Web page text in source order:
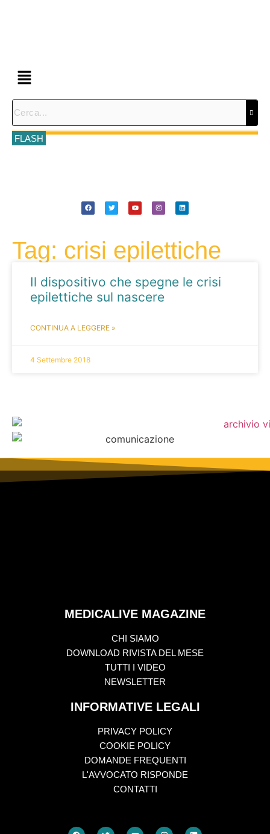
FLASH
Tag: crisi epilettiche
Il dispositivo che spegne le crisi
epilettiche sul nascere
CONTINUA A LEGGERE »
4 Settembre 2018
MEDICALIVE MAGAZINE
CHI SIAMO
DOWNLOAD RIVISTA DEL MESE
TUTTI I VIDEO
NEWSLETTER
INFORMATIVE LEGALI
PRIVACY POLICY
COOKIE POLICY
DOMANDE FREQUENTI
L'AVVOCATO RISPONDE
CONTATTI